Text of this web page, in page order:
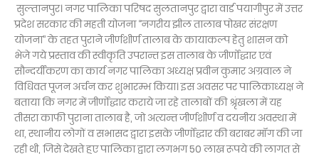
सुल्तानपुर। नगर पालिका परिषद सुलतानपुर द्वारा वार्ड पयागीपुर में उत्तर
प्रदेश सरकार की महती योजना ‘‘नगरीय झील तालाब पोखर संरक्षण
योजना’’ के तहत पुराने जीर्णशीर्ण तालाब के कायाकल्प हेतु शासन को
भेजे गये प्रस्ताव की स्वीकृति उपरान्त इस तालाब के जीर्णोद्धार एवं
सौन्दर्यीकरण का कार्य नगर पालिका अध्यक्ष प्रवीन कुमार अग्रवाल ने
विधिवत पूजन अर्चन कर शुभारम्भ किया। इस अवसर पर पालिकाध्यक्ष ने
बताया कि नगर में जीर्णोद्धार कराये जा रहे तालाबों की श्रृंखला में यह
तीसरा काफी पुराना तालाब है, जो अत्यन्त जीर्णशीर्ण व दयनीय अवस्था में
था, स्थानीय लोगों व सभासद द्वारा इसके जीर्णोद्धार की बराबर मॉग की जा
रही थी, जिसे देखते हुए पालिका द्वारा लगभग 50 लाख रूपये की लागत से